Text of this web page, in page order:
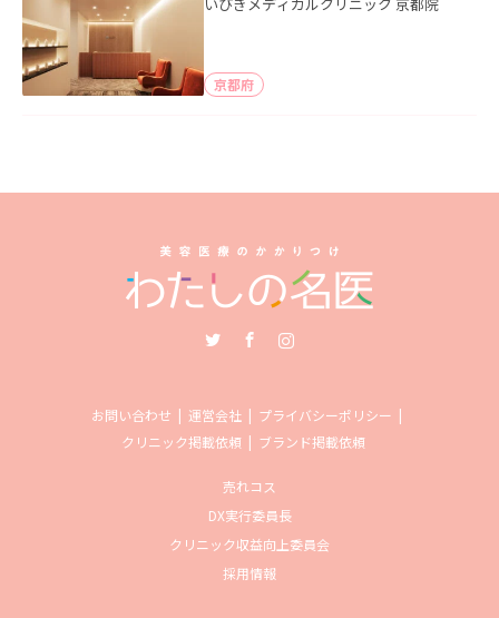
京都府
お問い合わせ 運営会社
プライバシーポリシー
クリニック掲載依頼
ブランド掲載依頼
売れコス
DX実行委員長
クリニック収益向上委員会
採用情報